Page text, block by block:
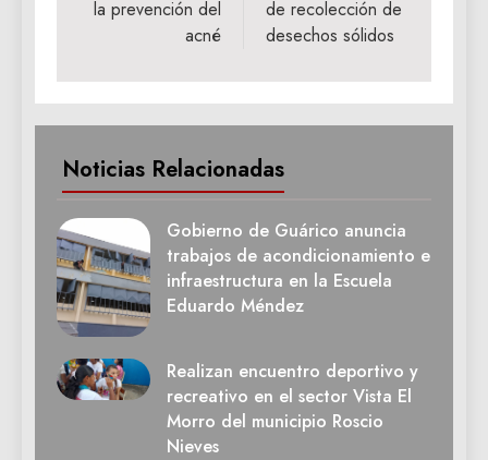
la prevención del
acné
de recolección de
desechos sólidos
Noticias Relacionadas
Gobierno de Guárico anuncia
trabajos de acondicionamiento e
infraestructura en la Escuela
Eduardo Méndez
Realizan encuentro deportivo y
recreativo en el sector Vista El
Morro del municipio Roscio
Nieves